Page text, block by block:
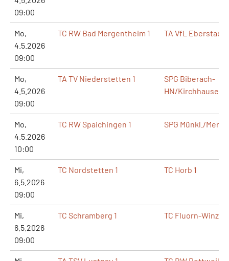
09:00
Mo,
4.5.2026
09:00
TC RW Bad Mergentheim 1 TA VfL Eberstadt 1
Mo,
4.5.2026
09:00
TA TV Niederstetten 1
SPG Biberach-
HN/Kirchhausen 1
Mo,
4.5.2026
10:00
TC RW Spaichingen 1 SPG Münkl./Merkl.
Mi,
6.5.2026
09:00
TC Nordstetten 1 TC Horb 1
Mi,
6.5.2026
09:00
TC Schramberg 1 TC Fluorn-